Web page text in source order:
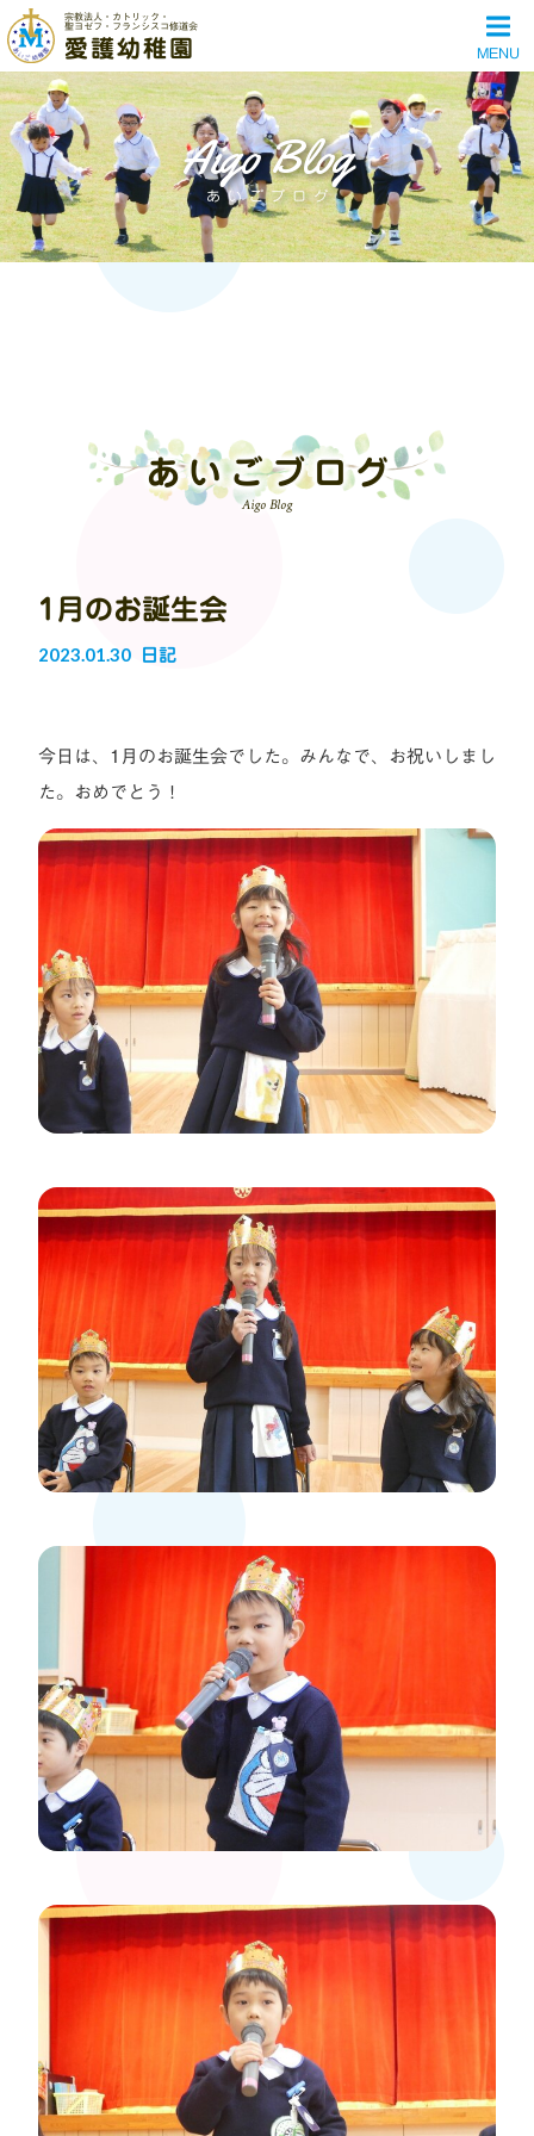
宗教法人・カトリック・
聖ヨゼフ・フランシスコ修道会
愛護幼稚園 MENU
Aigo Blog
あいごブログ
あいごブログ
Aigo Blog
1月のお誕生会
2023.01.30 日記
今日は、1月のお誕生会でした。みんなで、お祝いしまし
た。おめでとう！